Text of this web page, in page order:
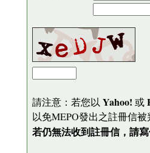
請注意：若您以 Yahoo! 或
以免MEPO發出之註冊信被
若仍無法收到註冊信，請寫